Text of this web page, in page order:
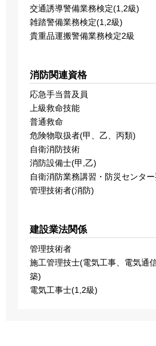
交通誘導警備業務検定(1,2級)
雑踏警備業務検定(1,2級)
貴重品運搬警備業務検定2級
消防関連資格
応急⼿当普及員
上級救命技能
普通救命
危険物取扱者(甲、⼄、丙類)
⾃衛消防技術
消防設備⼠(甲,⼄)
⾃衛消防業務講習・防災センター
管理技術者(消防)
建設業法関係
管理技術者
施⼯管理技⼠(電気⼯事、電気通
築)
電気⼯事⼠(1,2級)